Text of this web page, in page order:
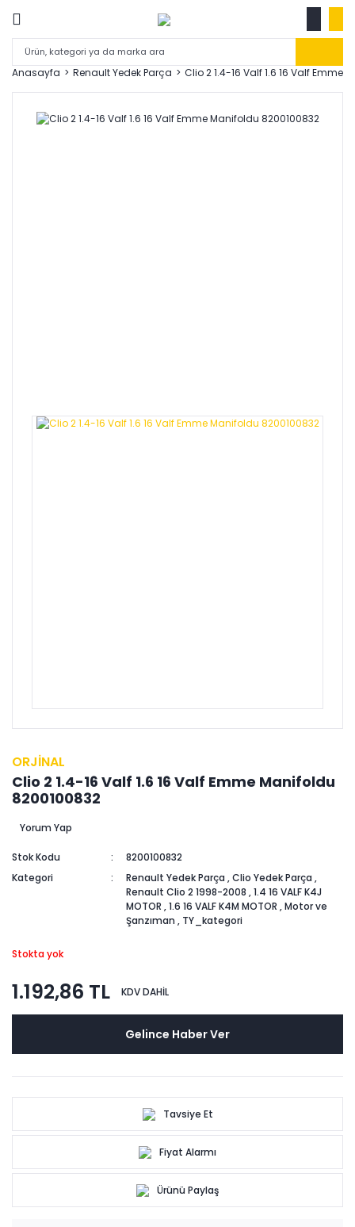
Anasayfa Renault Yedek Parça Clio 2 1.4-16 Valf 1.6 16 Valf Emme
ORJİNAL
Clio 2 1.4-16 Valf 1.6 16 Valf Emme Manifoldu
8200100832
Yorum Yap
Stok Kodu
8200100832
Kategori
Renault Yedek Parça ,Clio Yedek Parça ,
Renault Clio 2 1998-2008 ,1.4 16 VALF K4J
MOTOR ,1.6 16 VALF K4M MOTOR ,Motor ve
Şanzıman , TY_kategori
Stokta yok
1.192,86 TL KDV DAHİL
Gelince Haber Ver
Tavsiye Et
Fiyat Alarmı
Ürünü Paylaş